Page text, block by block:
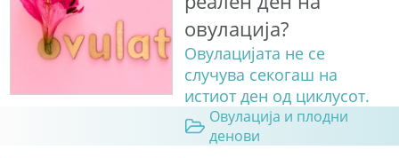
овулација?
Овулацијата не се
случува секогаш на
истиот ден од циклусот.
Овулација и плодни
денови